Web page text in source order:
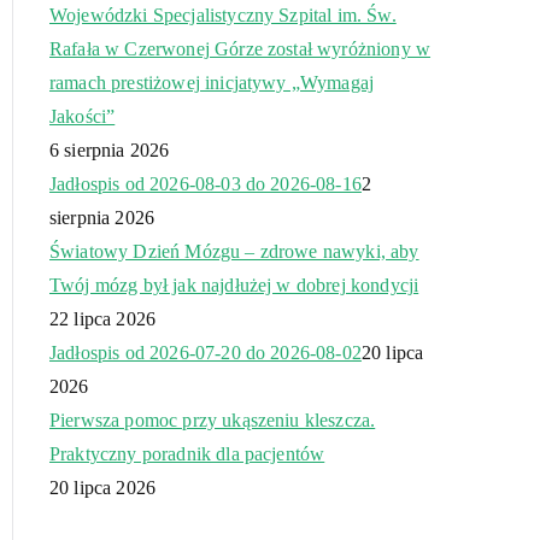
Wojewódzki Specjalistyczny Szpital im. Św.
Rafała w Czerwonej Górze został wyróżniony w
ramach prestiżowej inicjatywy „Wymagaj
Jakości”
6 sierpnia 2026
Jadłospis od 2026-08-03 do 2026-08-162
sierpnia 2026
Światowy Dzień Mózgu – zdrowe nawyki, aby
Twój mózg był jak najdłużej w dobrej kondycji
22 lipca 2026
Jadłospis od 2026-07-20 do 2026-08-0220 lipca
2026
Pierwsza pomoc przy ukąszeniu kleszcza.
Praktyczny poradnik dla pacjentów
20 lipca 2026